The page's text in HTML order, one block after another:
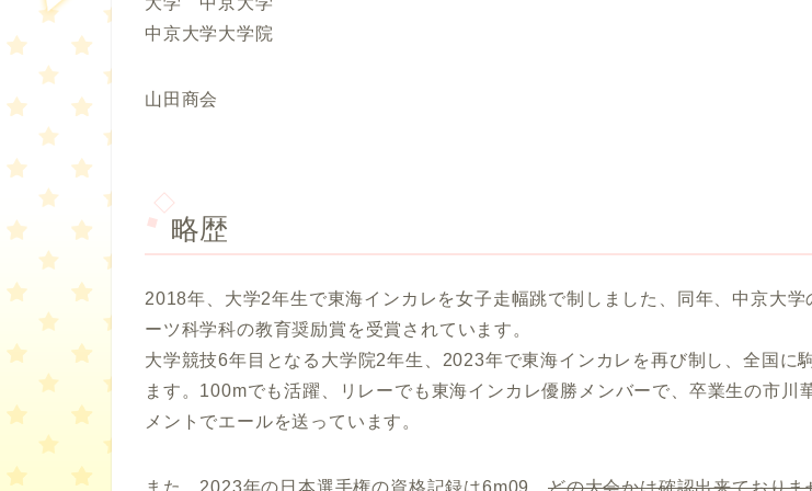
中京大学大学院
山田商会
略歴
2018年、大学2年生で東海インカレを女子走幅跳で制しました、同年、中京大学
ーツ科学科の教育奨励賞を受賞されています。
大学競技6年目となる大学院2年生、2023年で東海インカレを再び制し、全国に
ます。100mでも活躍、リレーでも東海インカレ優勝メンバーで、卒業生の市川
メントでエールを送っています。
また、2023年の日本選手権の資格記録は6m09、 どの大会かは確認出来ておりま